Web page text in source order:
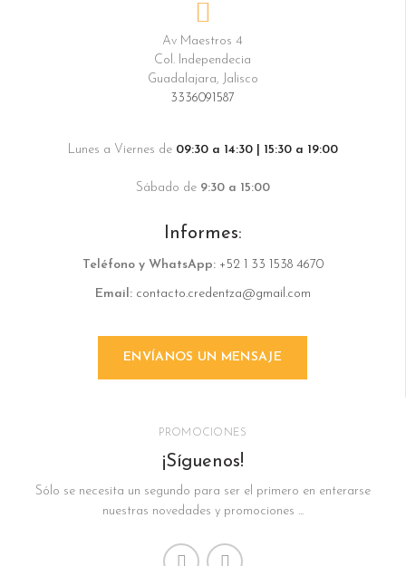
Av Maestros 4
Col. Independecia
Guadalajara, Jalisco
3336091587
Lunes a Viernes de 09:30 a 14:30 | 15:30 a 19:00
Sábado de 9:30 a 15:00
Informes:
Teléfono y WhatsApp: +52 1 33 1538 4670
Email: contacto.credentza@gmail.com
ENVÍANOS UN MENSAJE
PROMOCIONES
¡Síguenos!
Sólo se necesita un segundo para ser el primero en enterarse
nuestras novedades y promociones ...